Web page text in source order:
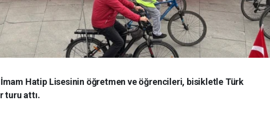
İmam Hatip Lisesinin öğretmen ve öğrencileri, bisikletle Türk
turu attı.